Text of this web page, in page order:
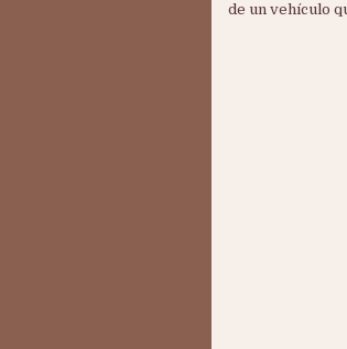
de un vehículo